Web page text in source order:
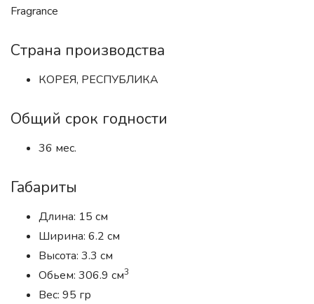
Fragrance
Страна производства
КОРЕЯ, РЕСПУБЛИКА
Общий срок годности
36 мес.
Габариты
Длина: 15 см
Ширина: 6.2 см
Высота: 3.3 см
Обьем: 306.9 см3
Вес: 95 гр